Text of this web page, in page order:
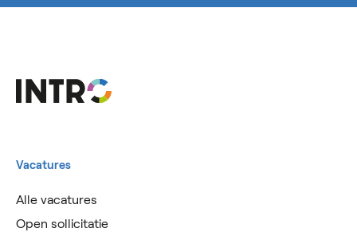
Vacatures
Alle vacatures
Open sollicitatie